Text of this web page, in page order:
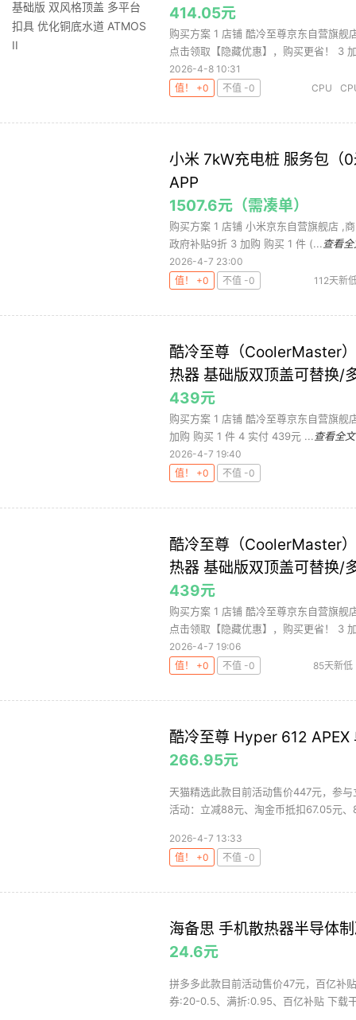
414.05元
购买方案 1 店铺 酷冷至尊京东自营旗
点击领取【隐藏优惠】，购买更省！ 3
2026-4-8 10:31
值！ +0
不值 -0 CPU
小米 7kW充电桩 服务包（
APP
1507.6元（需凑单）
购买方案 1 店铺 小米京东自营旗舰店 ,
政府补贴9折 3 加购 购买 1 件 (... 查看
2026-4-7 23:00
值！ +0
不值 -0
112天新
酷冷至尊（CoolerMaster
热器 基础版双顶盖可替换/
439元
购买方案 1 店铺 酷冷至尊京东自营旗
加购 购买 1 件 4 实付 439元 ... 查看全文
2026-4-7 19:40
值！ +0
不值 -0
酷冷至尊（CoolerMaster
热器 基础版双顶盖可替换/
439元
购买方案 1 店铺 酷冷至尊京东自营旗
点击领取【隐藏优惠】，购买更省！ 3
2026-4-7 19:06
值！ +0
不值 -0 85天新低
酷冷至尊 Hyper 612
266.95元
天猫精选此款目前活动售价447元，参
活动：立减88元、淘金币抵扣67.05元
2026-4-7 13:33
值！ +0
不值 -0
海备思 手机散热器半导体
24.6元
拼多多此款目前活动售价47元，百亿补
券:20-0.5、满折:0.95、百亿补贴 下载